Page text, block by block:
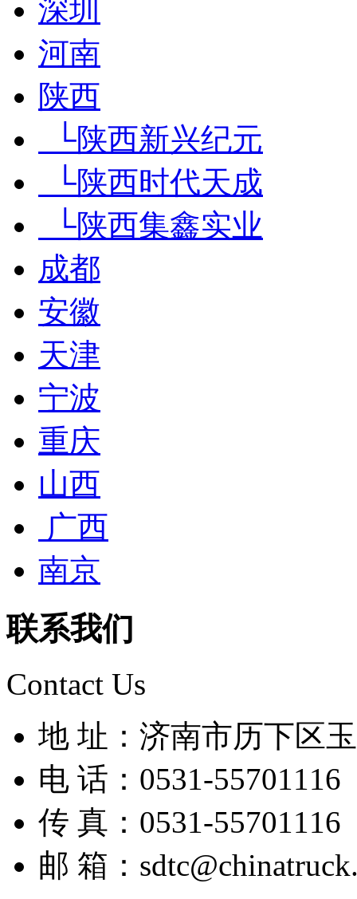
深圳
河南
陕西
└陕西新兴纪元
└陕西时代天成
└陕西集鑫实业
成都
安徽
天津
宁波
重庆
山西
广西
南京
联系我们
Contact Us
地 址：济南市历下区
电 话：0531-55701116
传 真：0531-55701116
邮 箱：